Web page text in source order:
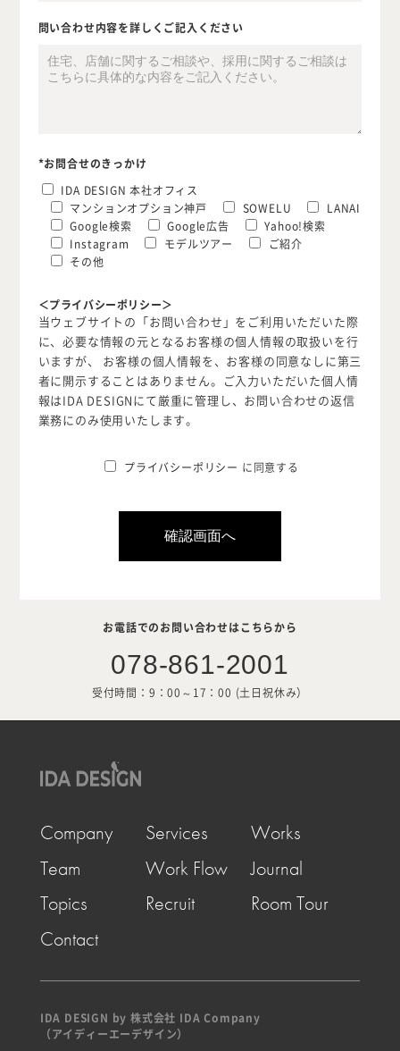
問い合わせ内容を詳しくご記入ください
*お問合せのきっかけ
IDA DESIGN 本社オフィス
マンションオプション神戸
SOWELU
LANAI
Google検索
Google広告
Yahoo!検索
Instagram
モデルツアー
ご紹介
その他
＜プライバシーポリシー＞
当ウェブサイトの「お問い合わせ」をご利用いただいた際
に、必要な情報の元となるお客様の個人情報の取扱いを行
いますが、 お客様の個人情報を、お客様の同意なしに第三
者に開示することはありません。ご入力いただいた個人情
報はIDA DESIGNにて厳重に管理し、お問い合わせの返信
業務にのみ使用いたします。
プライバシーポリシー に同意する
お電話でのお問い合わせはこちらから
078-861-2001
受付時間：9：00～17：00 (土日祝休み）
Company Services
Works
Team
Work Flow
Journal
Topics
Recruit
Room Tour
Contact
IDA DESIGN by 株式会社 IDA Company
（アイディーエーデザイン）
IDA DESIGN by 株式会社 IDA Company
〒657-0831
兵庫県神戸市灘区水道筋6丁目7番18号 NK103ビル1F
TEL.078-861-2001（営業時間：09:00〜17:00 土日祝休み）
Works
Team
Recruit
ご相談はこちらから